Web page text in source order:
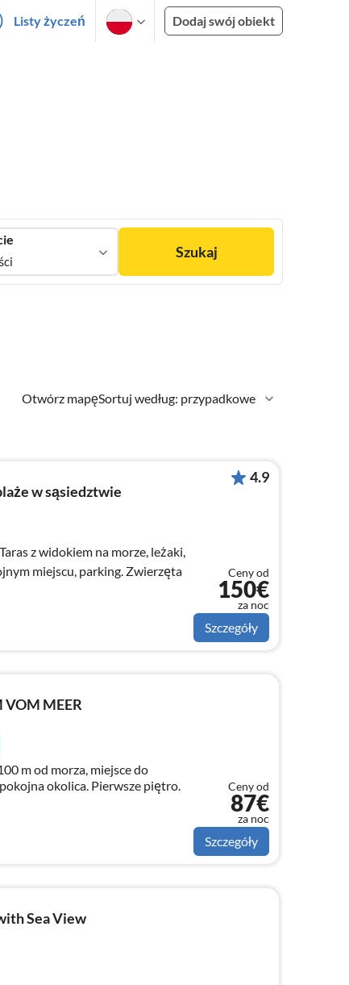
Listy życzeń Dodaj swój obiekt
Szukaj
Otwórz mapęSortuj według: przypadkowe
w sąsiedztwie
z widokiem na morze, leżaki,
miejscu, parking. Zwierzęta
4.9
Ceny od
150€
za noc
Szczegóły
VOM MEER
m od morza, miejsce do
okolica. Pierwsze piętro.
Ceny od
87€
za noc
Szczegóły
Sea View